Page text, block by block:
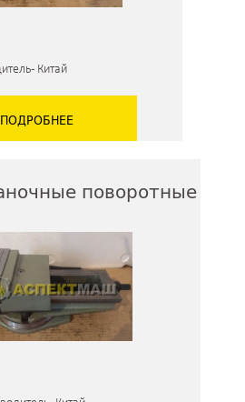
- Китай
ПОДРОБНЕЕ
поворотные